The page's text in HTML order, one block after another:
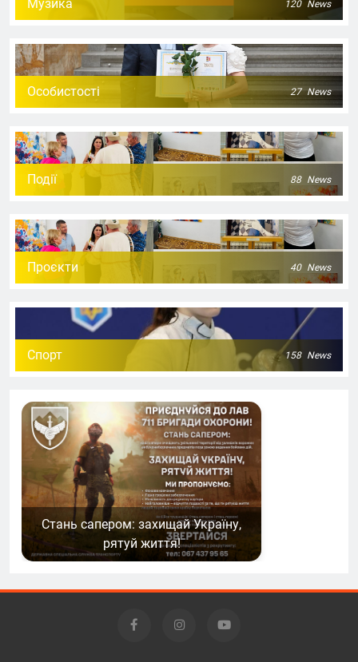
Музика 120 News
Особистості 27 News
Події 88 News
Проєкти 40 News
Спорт 158 News
Стань сапером: захищай Україну,
рятуй життя!